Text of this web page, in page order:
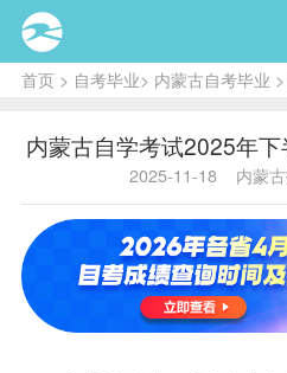
首页> 自考毕业> 内蒙古自考毕业
内蒙古自学考试2025年
2025-11-18 内蒙